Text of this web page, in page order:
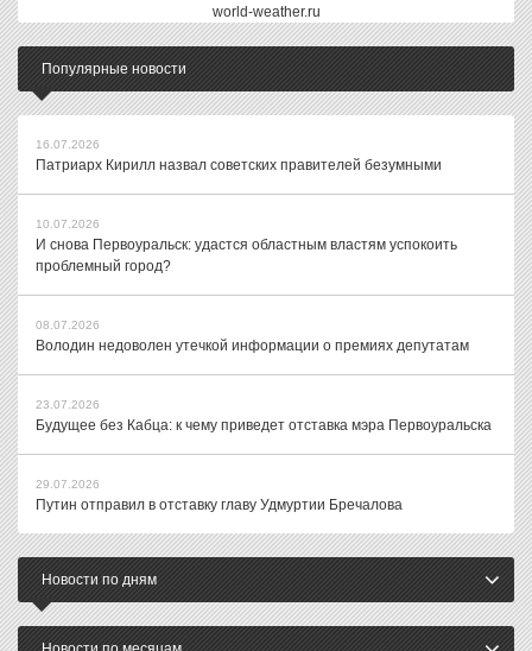
world-weather.ru
Популярные новости
16.07.2026
Патриарх Кирилл назвал советских правителей безумными
10.07.2026
И снова Первоуральск: удастся областным властям успокоить
проблемный город?
08.07.2026
Володин недоволен утечкой информации о премиях депутатам
23.07.2026
Будущее без Кабца: к чему приведет отставка мэра Первоуральска
29.07.2026
Путин отправил в отставку главу Удмуртии Бречалова
Новости по дням